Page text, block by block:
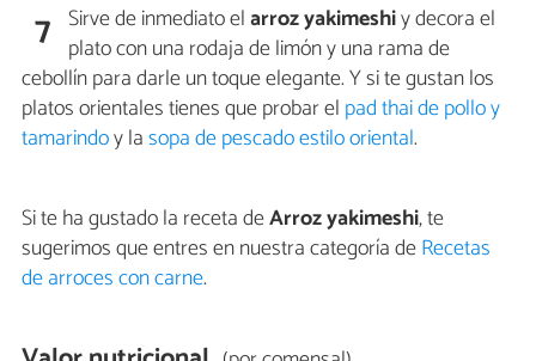
7 Sirve de inmediato elarroz yakimeshiy decora el
plato con una rodaja de limón y una rama de
cebollín para darle un toque elegante. Y si te gustan los
platos orientales tienes que probar el pad thai de pollo y
tamarindoy lasopa de pescado estilo oriental.
Si te ha gustado la receta deArroz yakimeshi, te
sugerimos que entres en nuestra categoría deRecetas
de arroces con carne.